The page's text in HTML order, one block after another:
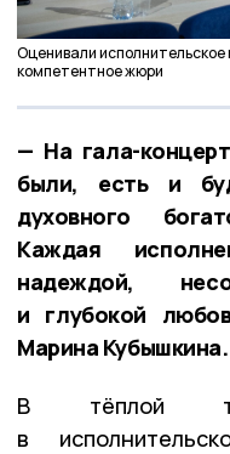
Оценивали
компетентное жюри
— На гала-
были, есть и
духовного
Каждая
надеждой,
и глубокой
Марина Кубышкина.
В тёплой
в